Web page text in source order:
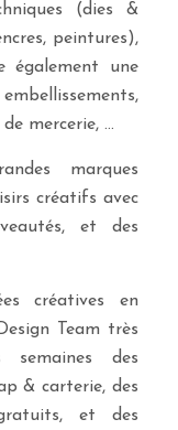
(dies &
peintures),
également une
mercerie, …
marques
créatifs avec
et des
créatives en
Team très
des
& carterie, des
et des